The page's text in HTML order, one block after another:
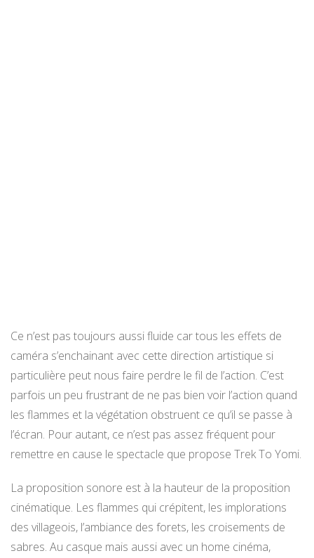
Ce n’est pas toujours aussi fluide car tous les effets de
caméra s’enchainant avec cette direction artistique si
particulière peut nous faire perdre le fil de l’action. C’est
parfois un peu frustrant de ne pas bien voir l’action quand
les flammes et la végétation obstruent ce qu’il se passe à
l’écran. Pour autant, ce n’est pas assez fréquent pour
remettre en cause le spectacle que propose Trek To Yomi.
La proposition sonore est à la hauteur de la proposition
cinématique. Les flammes qui crépitent, les implorations
des villageois, l’ambiance des forets, les croisements de
sabres. Au casque mais aussi avec un home cinéma,